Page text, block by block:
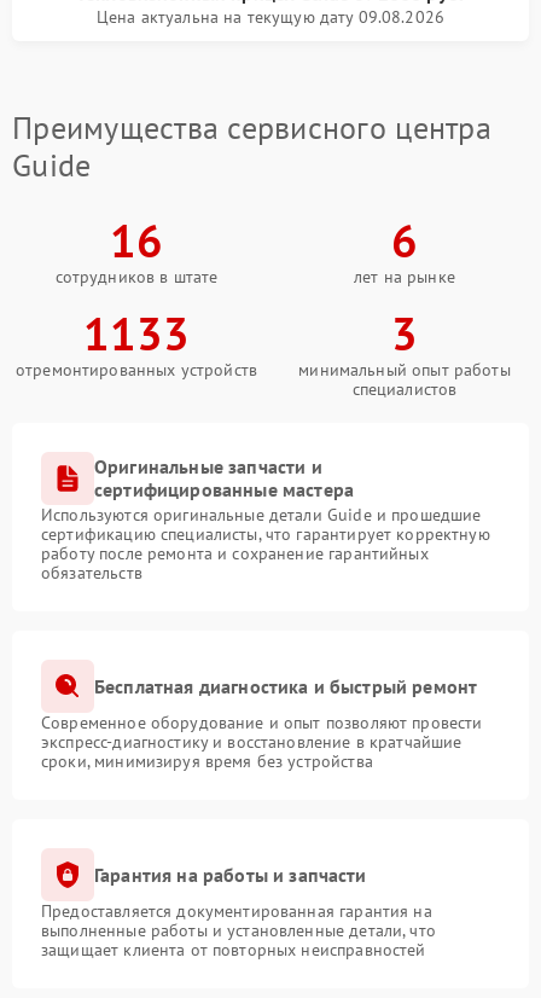
Цена актуальна на текущую дату 09.08.2026
Преимущества сервисного центра
Guide
16
сотрудников в штате
6
лет на рынке
1133
отремонтированных устройств
3
минимальный опыт работы
специалистов
Оригинальные запчасти и
сертифицированные мастера
Используются оригинальные детали Guide и прошедшие
сертификацию специалисты, что гарантирует корректную
работу после ремонта и сохранение гарантийных
обязательств
Бесплатная диагностика и быстрый ремонт
Современное оборудование и опыт позволяют провести
экспресс-диагностику и восстановление в кратчайшие
сроки, минимизируя время без устройства
Гарантия на работы и запчасти
Предоставляется документированная гарантия на
выполненные работы и установленные детали, что
защищает клиента от повторных неисправностей